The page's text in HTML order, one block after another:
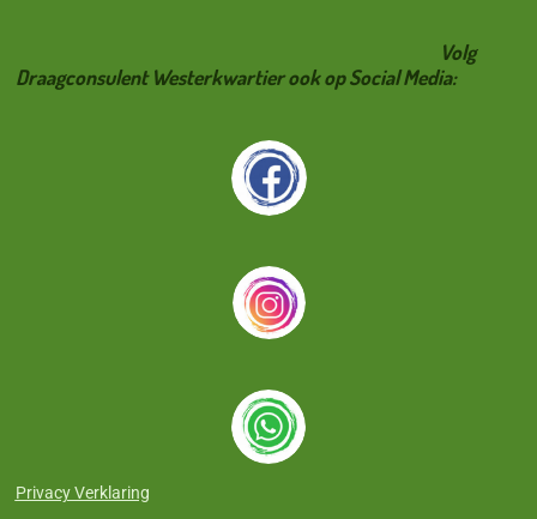
Volg
Draagconsulent Westerkwartier ook op Social Media:
Privacy Verklaring